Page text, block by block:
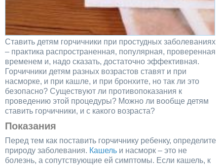
Ставить детям горчичники при простудных заболеваниях
– практика распространенная, популярная, проверенная
временем и, надо сказать, достаточно эффективная.
Горчичники детям разных возрастов ставят и при
насморке, и при кашле, и при бронхите, но так ли это
безопасно? Существуют ли противопоказания к
проведению этой процедуры? Можно ли вообще детям
ставить горчичники, и с какого возраста?
Показания
Перед тем как поставить горчичнику ребенку, определите
природу заболевания. Кашель и насморк – это не
болезнь, а сопутствующие ей симптомы. Если кашель, к